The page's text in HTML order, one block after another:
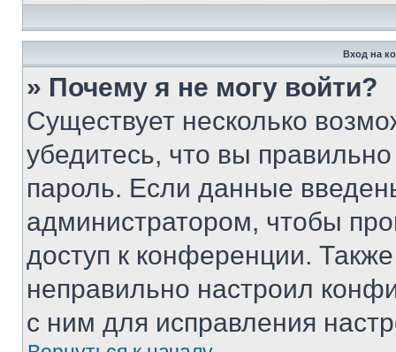
Вход на
» Почему я не могу войти?
Существует несколько
убедитесь, что вы
пароль. Если данные
администратором, чтобы
доступ к конференции.
неправильно настроил
с ним для исправления